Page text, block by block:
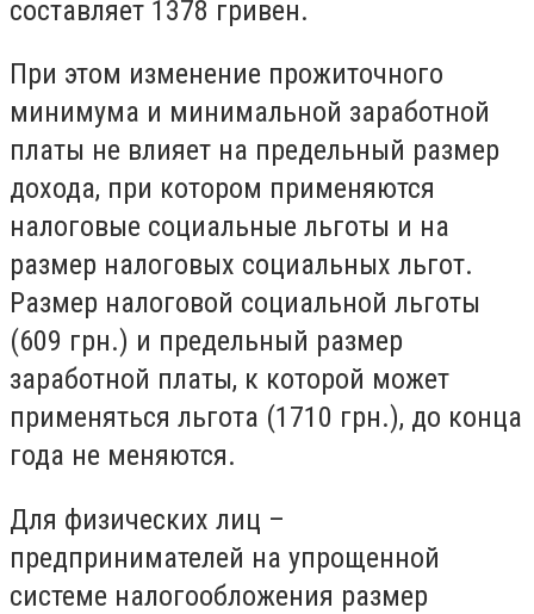
составляет 1378 гривен.
При этом изменение прожиточного
минимума и минимальной заработной
платы не влияет на предельный размер
дохода, при котором применяются
налоговые социальные льготы и на
размер налоговых социальных льгот.
Размер налоговой социальной льготы
(609 грн.) и предельный размер
заработной платы, к которой может
применяться льгота (1710 грн.), до конца
года не меняются.
Для физических лиц –
предпринимателей на упрощенной
системе налогообложения размер